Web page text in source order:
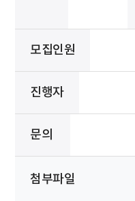
모집인원
진행자
문의
첨부파일